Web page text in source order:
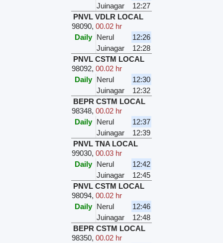
Juinagar
12:27
PNVL VDLR LOCAL
98090,00.02 hr
Daily Nerul
12:26
Juinagar
12:28
PNVL CSTM LOCAL
98092,00.02 hr
Daily Nerul
12:30
Juinagar
12:32
BEPR CSTM LOCAL
98348,00.02 hr
Daily Nerul
12:37
Juinagar
12:39
PNVL TNA LOCAL
99030,00.03 hr
Daily Nerul
12:42
Juinagar
12:45
PNVL CSTM LOCAL
98094,00.02 hr
Daily Nerul
12:46
Juinagar
12:48
BEPR CSTM LOCAL
98350,00.02 hr